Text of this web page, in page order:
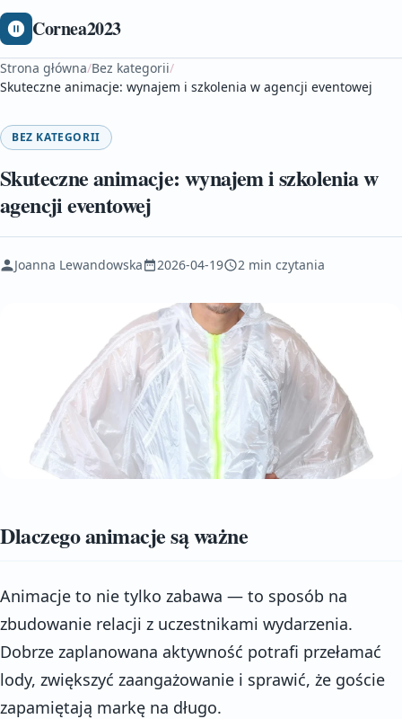
Cornea2023
Strona główna/Bez kategorii/
Skuteczne animacje: wynajem i szkolenia w agencji eventowej
BEZ KATEGORII
Skuteczne animacje: wynajem i szkolenia w
agencji eventowej
Joanna Lewandowska 2026-04-19 2 min czytania
Dlaczego animacje są ważne
Animacje to nie tylko zabawa — to sposób na
zbudowanie relacji z uczestnikami wydarzenia.
Dobrze zaplanowana aktywność potrafi przełamać
lody, zwiększyć zaangażowanie i sprawić, że goście
zapamiętają markę na długo.